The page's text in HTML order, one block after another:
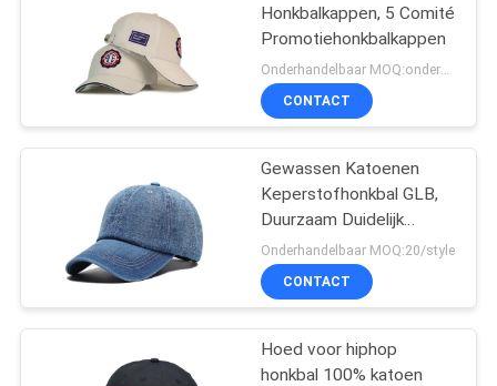
Honkbalkappen, 5 Comité
Promotiehonkbalkappen
CONTACT
Gewassen Katoenen
Keperstofhonkbal GLB,
Duurzaam Duidelijk
Verontrust Honkbal GLB
Onderhandelbaar MOQ:20/style
CONTACT
Hoed voor hiphop
honkbal 100% katoen